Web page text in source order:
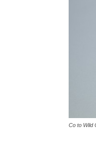
Co to Wild